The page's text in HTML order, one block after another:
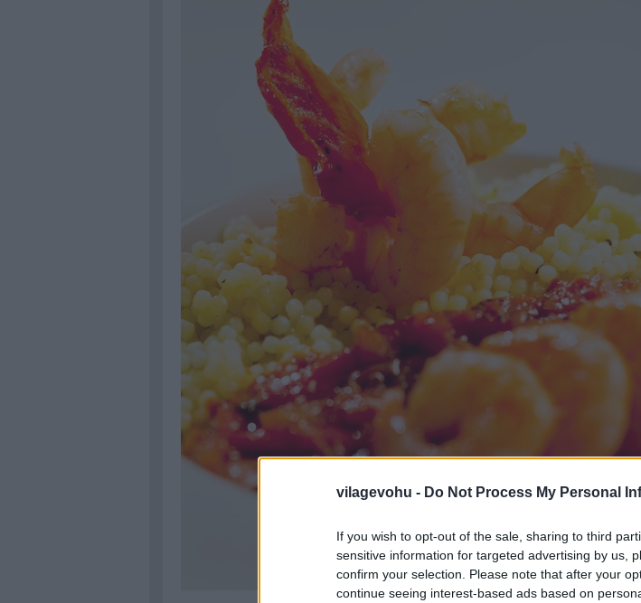
vilagevohu - Do Not Process My Personal
If you wish to opt-out of the sale, sharing to third
sensitive information for targeted advertising by us,
confirm your selection. Please note that after your
continue seeing interest-based ads based on